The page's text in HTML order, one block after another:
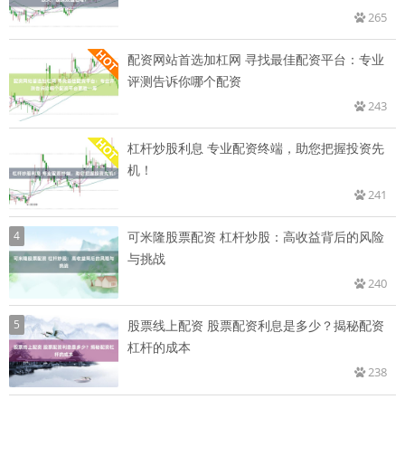
265
配资网站首选加杠网 寻找最佳配资平台：专业
评测告诉你哪个配资
243
杠杆炒股利息 专业配资终端，助您把握投资先
机！
241
4
可米隆股票配资 杠杆炒股：高收益背后的风险
与挑战
240
5
股票线上配资 股票配资利息是多少？揭秘配资
杠杆的成本
238